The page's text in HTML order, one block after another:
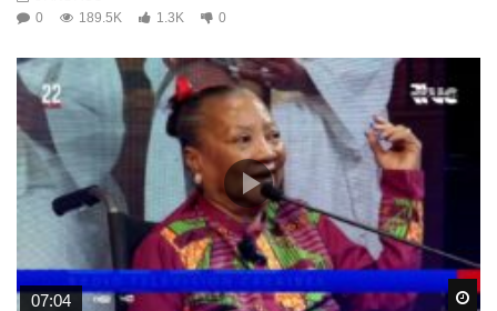
0
189.5K 1.3K 0
07:04